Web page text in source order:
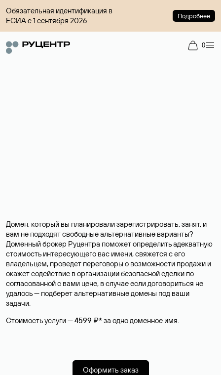
Обязательная идентификация в
ЕСИА с 1 сентября 2026
Подробнее
0
Домен, который вы планировали зарегистрировать, занят, и
вам не подходят свободные альтернативные варианты?
Доменный брокер Руцентра поможет определить адекватную
стоимость интересующего вас имени, свяжется с его
владельцем, проведет переговоры о возможности продажи и
окажет содействие в организации безопасной сделки по
согласованной с вами цене, в случае если договориться не
удалось — подберет альтернативные домены под ваши
задачи.
Стоимость услуги —4599 ₽*за одно доменное имя.
Оформить заказ